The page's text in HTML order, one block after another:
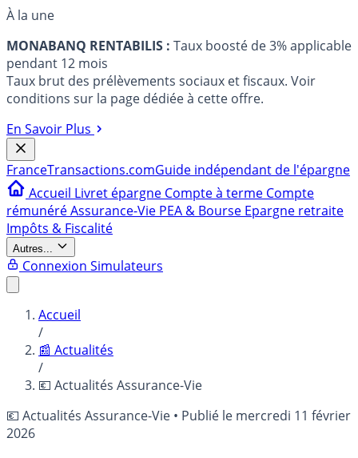
À la une
MONABANQ RENTABILIS : Taux boosté de 3% applicable
pendant 12 mois
Taux brut des prélèvements sociaux et fiscaux. Voir
conditions sur la page dédiée à cette offre.
En Savoir Plus
FranceTransactions.comGuide indépendant de l'épargne
Accueil Livret épargne Compte à terme Compte
rémunéréAssurance-Vie PEA & Bourse Epargne retraite
Impôts & Fiscalité
Autres...
Connexion Simulateurs
Accueil
/
📰 Actualités
/
💶 Actualités Assurance-Vie
💶 Actualités Assurance-Vie • Publié le mercredi 11 février
2026